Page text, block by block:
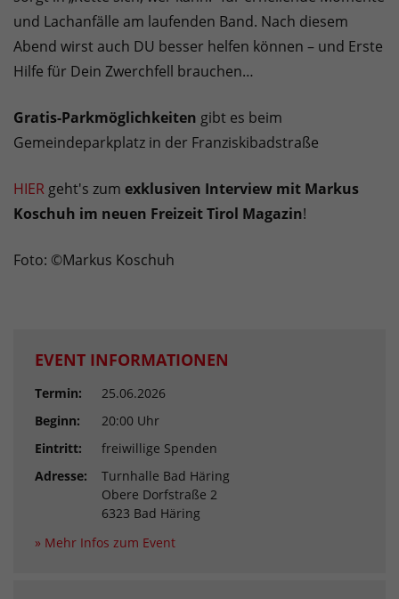
und Lachanfälle am laufenden Band. Nach diesem
Abend wirst auch DU besser helfen können – und Erste
Hilfe für Dein Zwerchfell brauchen…
Gratis-Parkmöglichkeiten gibt es beim
Gemeindeparkplatz in der Franziskibadstraße
HIER geht's zum exklusiven Interview mit Markus
Koschuh im neuen Freizeit Tirol Magazin!
Foto: ©Markus Koschuh
EVENT INFORMATIONEN
Termin:
25.06.2026
Beginn:
20:00 Uhr
Eintritt:
freiwillige Spenden
Adresse:
Turnhalle Bad Häring
Obere Dorfstraße 2
6323 Bad Häring
» Mehr Infos zum Event